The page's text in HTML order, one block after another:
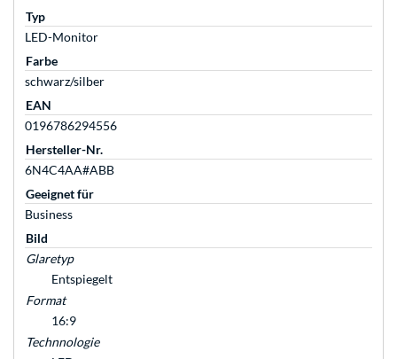
Typ
LED-Monitor
Farbe
schwarz/silber
EAN
0196786294556
Hersteller-Nr.
6N4C4AA#ABB
Geeignet für
Business
Bild
Glaretyp
Entspiegelt
Format
16:9
Technnologie